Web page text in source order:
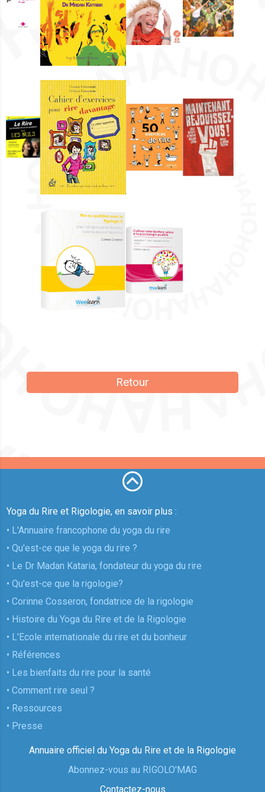
Retour
Yoga du Rire et Rigologie, en savoir plus :
• L'Annuaire francophone du yoga du rire
• Qu'est-ce que le yoga du rire ?
• Le Dr Madan Kataria, fondateur du yoga du rire
• Qu'est-ce que la rigologie?
• Corinne Cosseron, fondatrice de la rigologie
• Histoire du Yoga du Rire et de la Rigologie
• L'Ecole internationale du rire et du bonheur
• Références
• Les bienfaits du rire pour la santé
• Comment rire seul ?
• Ressources
• Presse
Annuaire officiel du Yoga du Rire et de la Rigologie
Abonnez-vous au RIGOLO'MAG
Contactez-nous